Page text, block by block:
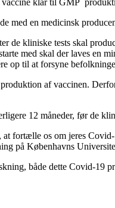
vaccine klar til GMP
med en medicinsk
kliniske tests skal
med skal der laves
op til at forsyne
af vaccinen.
12 måneder, før de
fortælle os om jeres
på Københavns
både dette Covid-19